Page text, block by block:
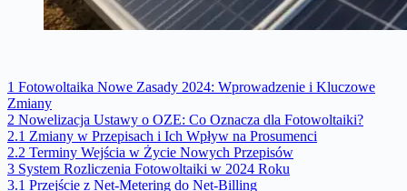
1 Fotowoltaika Nowe Zasady 2024: Wprowadzenie i Kluczowe
Zmiany
2 Nowelizacja Ustawy o OZE: Co Oznacza dla Fotowoltaiki?
2.1 Zmiany w Przepisach i Ich Wpływ na Prosumenci
2.2 Terminy Wejścia w Życie Nowych Przepisów
3 System Rozliczenia Fotowoltaiki w 2024 Roku
3.1 Przejście z Net-Metering do Net-Billing